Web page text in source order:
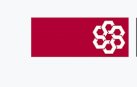
International
Ir al